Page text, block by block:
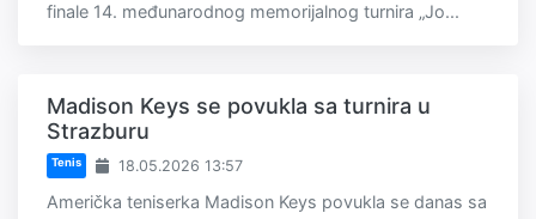
finale 14. međunarodnog memorijalnog turnira „Jo...
Madison Keys se povukla sa turnira u
Strazburu
Tenis 18.05.2026 13:57
Američka teniserka Madison Keys povukla se danas sa